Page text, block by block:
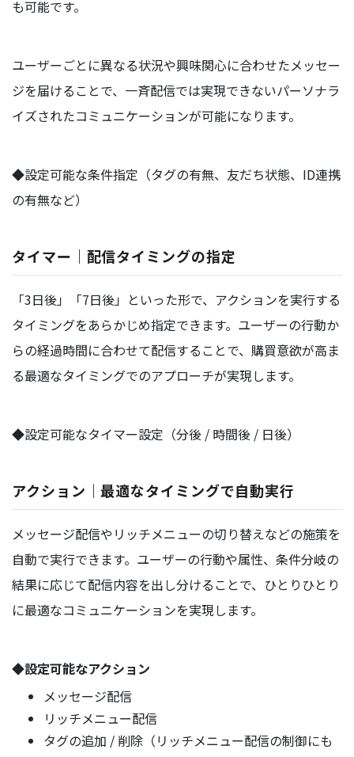
も可能です。
ユーザーごとに異なる状況や興味関心に合わせたメッセー
ジを届けることで、一斉配信では実現できないパーソナラ
イズされたコミュニケーションが可能になります。
◆設定可能な条件指定（タグの有無、友だち状態、ID連携
の有無など）
タイマー｜配信タイミングの指定
「3日後」「7日後」といった形で、アクションを実行する
タイミングをあらかじめ指定できます。ユーザーの行動か
らの経過時間に合わせて配信することで、購買意欲が高ま
る最適なタイミングでのアプローチが実現します。
◆設定可能なタイマー設定（分後 / 時間後 / 日後）
アクション｜最適なタイミングで自動実行
メッセージ配信やリッチメニューの切り替えなどの施策を
自動で実行できます。ユーザーの行動や属性、条件分岐の
結果に応じて配信内容を出し分けることで、ひとりひとり
に最適なコミュニケーションを実現します。
◆設定可能なアクション
メッセージ配信
リッチメニュー配信
タグの追加 / 削除（リッチメニュー配信の制御にも